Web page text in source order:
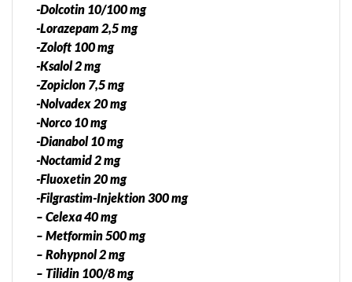
-Dolcotin 10/100 mg
-Lorazepam 2,5 mg
-Zoloft 100 mg
-Ksalol 2 mg
-Zopiclon 7,5 mg
-Nolvadex 20 mg
-Norco 10 mg
-Dianabol 10 mg
-Noctamid 2 mg
-Fluoxetin 20 mg
-Filgrastim-Injektion 300 mg
– Celexa 40 mg
– Metformin 500 mg
– Rohypnol 2 mg
– Tilidin 100/8 mg